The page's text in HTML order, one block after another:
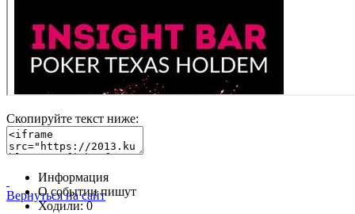
Вернуться на сайт
Скопируйте текст ниже:
Информация
О событии пишут
Ходили:0